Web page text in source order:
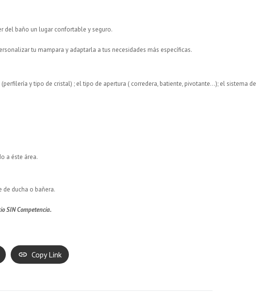
del baño un lugar confortable y seguro.
tu mampara y adaptarla a tus necesidades más específicas.
y tipo de cristal) ; el tipo de apertura ( corredera, batiente, pivotante…); el sistema de
a éste área.
de ducha o bañera.
SIN Competencia.
Copy Link